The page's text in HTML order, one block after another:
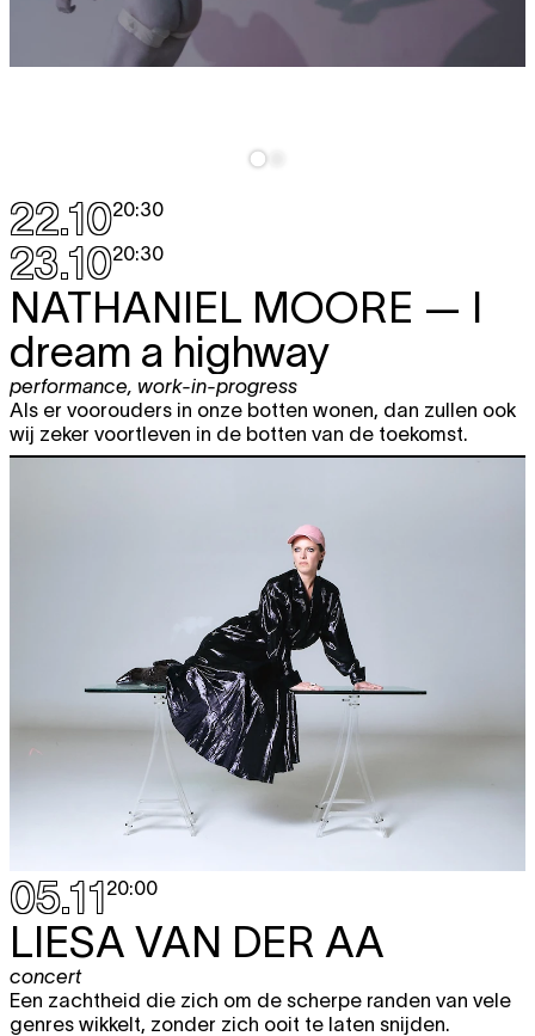
22.1020:30
23.1020:30
NATHANIEL MOORE — I
dream a highway
performance work-in-progress
Als er voorouders in onze botten wonen, dan zullen ook
wij zeker voortleven in de botten van de toekomst.
05.1120:00
LIESA VAN DER AA
concert
Een zachtheid die zich om de scherpe randen van vele
genres wikkelt, zonder zich ooit te laten snijden.